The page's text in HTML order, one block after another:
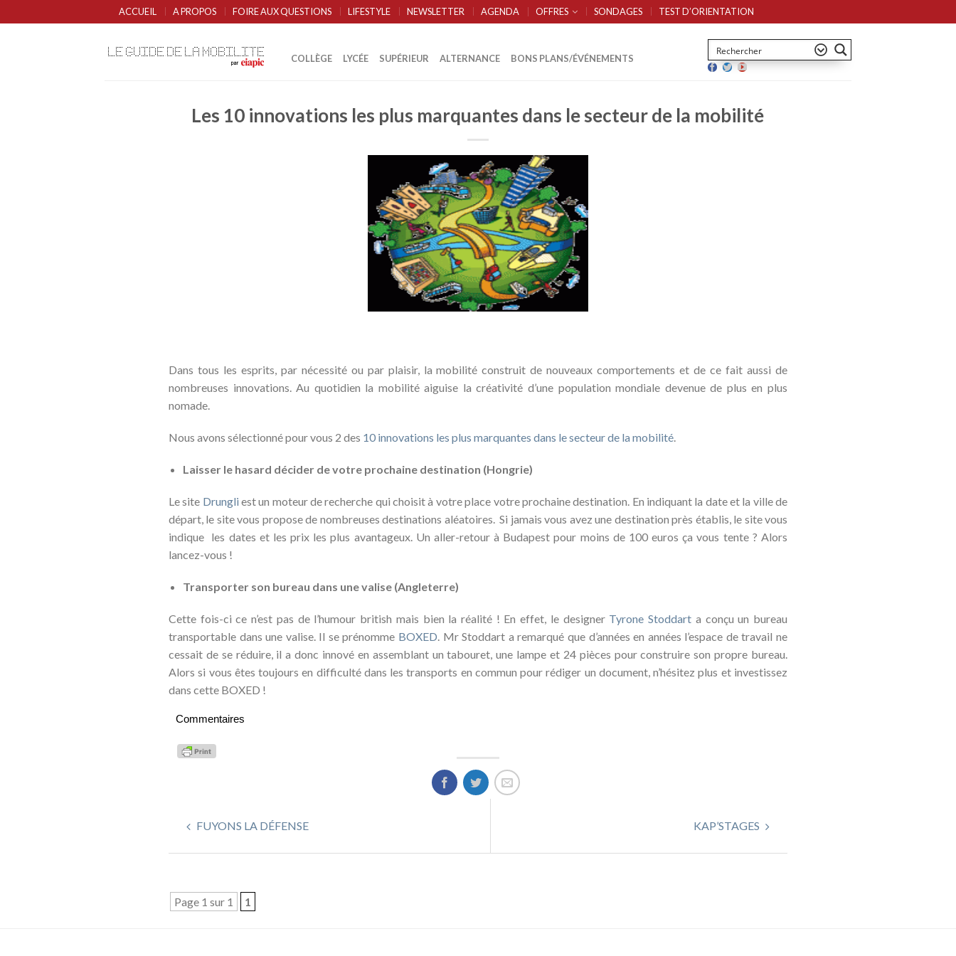
ACCUEIL A PROPOS FOIRE AUX QUESTIONS LIFESTYLE NEWSLETTER AGENDA OFFRES SONDAGES TEST D’ORIENTATION
COLLÈGE LYCÉE SUPÉRIEUR ALTERNANCE BONS PLANS/ÉVÉNEMENTS
Les 10 innovations les plus marquantes dans le secteur de la mobilité
Dans tous les esprits, par nécessité ou par plaisir, la mobilité construit de nouveaux comportements et de ce fait aussi de
nombreuses innovations. Au quotidien la mobilité aiguise la créativité d’une population mondiale devenue de plus en plus
nomade.
Nous avons sélectionné pour vous 2 des 10 innovations les plus marquantes dans le secteur de la mobilité.
Laisser le hasard décider de votre prochaine destination (Hongrie)
Le site Drungli est un moteur de recherche qui choisit à votre place votre prochaine destination. En indiquant la date et la ville de
départ, le site vous propose de nombreuses destinations aléatoires. Si jamais vous avez une destination près établis, le site vous
indique les dates et les prix les plus avantageux. Un aller-retour à Budapest pour moins de 100 euros ça vous tente ? Alors
lancez-vous !
Transporter son bureau dans une valise (Angleterre)
Cette fois-ci ce n’est pas de l’humour british mais bien la réalité ! En effet, le designer Tyrone Stoddart a conçu un bureau
transportable dans une valise. Il se prénomme BOXED. Mr Stoddart a remarqué que d’années en années l’espace de travail ne
cessait de se réduire, il a donc innové en assemblant un tabouret, une lampe et 24 pièces pour construire son propre bureau.
Alors si vous êtes toujours en difficulté dans les transports en commun pour rédiger un document, n’hésitez plus et investissez
dans cette BOXED !
Commentaires
FUYONS LA DÉFENSE KAP’STAGES
Page 1 sur 1 1